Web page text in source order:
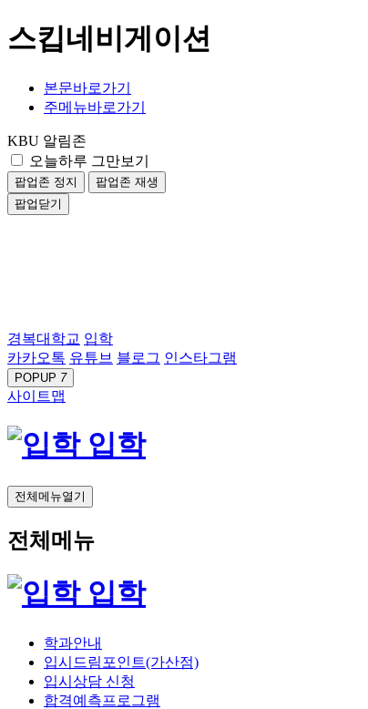
스킵네비게이션
본문바로가기
주메뉴바로가기
KBU 알림존
오늘하루 그만보기
팝업존 정지
팝업존 재생
팝업닫기
경복대학교 입학
카카오톡 유튜브 블로그 인스타그램
POPUP 7
사이트맵
입학
전체메뉴열기
전체메뉴
입학
학과안내
입시드림포인트(가산점)
입시상담 신청
합격예측프로그램